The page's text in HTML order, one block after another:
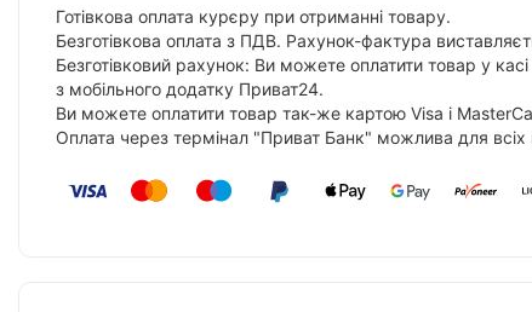
Готівкова оплата курєру при отриманні товару.
Безготівкова оплата з ПДВ. Рахунок-фактура
Безготівковий рахунок: Ви можете оплатити товар у
з мобільного додатку Приват24.
Ви можете оплатити товар так-же картою Visa і
Оплата через термінал "Приват Банк" можлива для